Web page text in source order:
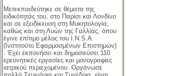
Μετεκπαιδεύτηκε σε θέματα της
ειδικότητάς του, στο Παρίσι και Λονδίνο
και σε εξειδίκευση στη Μυκητολογία,
καθώς και στη Λυών της Γαλλίας, όπου
έγινε επίτιμο μέλος του Ι. N.S.A.
(Ινστιτούτο Εφαρμοσμένων Επιστημών)
. Έχει εκπονήσει και δημοσιεύσει 110
ερευνητικές εργασίες και μονογραφίες
ιατρικού περιεχομένου. Οργάνωσε